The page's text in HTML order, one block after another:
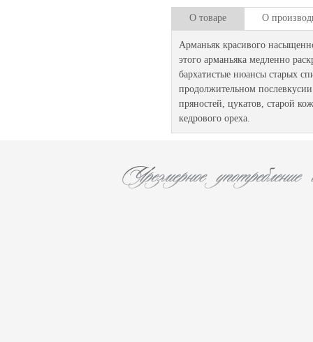
О товаре О
Арманьяк красивого
этого арманьяка медленно
бархатистые нюансы старых
продолжительном
пряностей, цукатов, старой
кедрового ореха.